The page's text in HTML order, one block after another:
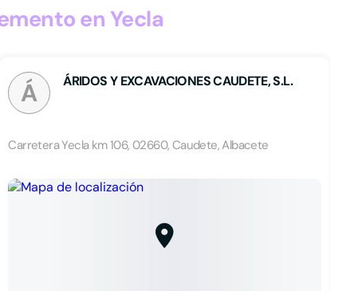
en Yecla
Á ÁRIDOS Y EXCAVACIONES CAUDETE, S.L.
Carretera Yecla km 106, 02660, Caudete, Albacete